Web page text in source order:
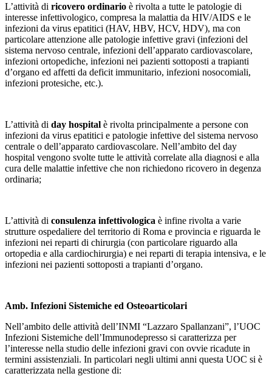
L’attività di ricovero ordinario è rivolta a tutte le patologie di
interesse infettivologico, compresa la malattia da HIV/AIDS e le
infezioni da virus epatitici (HAV, HBV, HCV, HDV), ma con
particolare attenzione alle patologie infettive gravi (infezioni del
sistema nervoso centrale, infezioni dell’apparato cardiovascolare,
infezioni ortopediche, infezioni nei pazienti sottoposti a trapianti
d’organo ed affetti da deficit immunitario, infezioni nosocomiali,
infezioni protesiche, etc.).
L’attività di day hospital è rivolta principalmente a persone con
infezioni da virus epatitici e patologie infettive del sistema nervoso
centrale o dell’apparato cardiovascolare. Nell’ambito del day
hospital vengono svolte tutte le attività correlate alla diagnosi e alla
cura delle malattie infettive che non richiedono ricovero in degenza
ordinaria;
L’attività di consulenza infettivologica è infine rivolta a varie
strutture ospedaliere del territorio di Roma e provincia e riguarda le
infezioni nei reparti di chirurgia (con particolare riguardo alla
ortopedia e alla cardiochirurgia) e nei reparti di terapia intensiva, e le
infezioni nei pazienti sottoposti a trapianti d’organo.
Amb. Infezioni Sistemiche ed Osteoarticolari
Nell’ambito delle attività dell’INMI “Lazzaro Spallanzani”, l’UOC
Infezioni Sistemiche dell’Immunodepresso si caratterizza per
l’interesse nella studio delle infezioni gravi con ovvie ricadute in
termini assistenziali. In particolari negli ultimi anni questa UOC si è
caratterizzata nella gestione di: